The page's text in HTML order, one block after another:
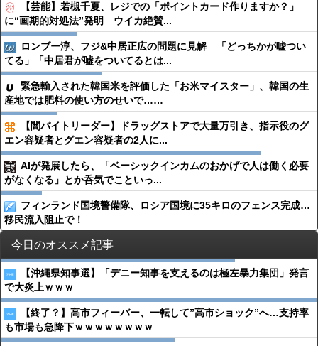
【芸能】若槻千夏、レジでの「ポイントカード作りますか？」
に“画期的対処法”発明 ウイカ絶賛...
ロンブー淳、フジ&中居正広の問題に見解 「どっちかが嘘つい
てる」「中居君が嘘をついてるとは...
緊急輸入された韓国米を評価した「お米マイスター」、韓国の生
産地では肥料の使い方のせいで……
【闇バイトリーダー】ドラッグストアで大量万引き、指示役のグ
エン容疑者とグエン容疑者の2人に...
AIが発展したら、「ベーシックインカムのおかげで人は働く必要
がなくなる」とか呑気でこといっ...
フィンランド国境警備隊、ロシア国境に35キロのフェンス完成…
移民流入阻止で！
今日のオススメ記事
【沖縄県知事選】「デニー知事を支えるのは極左暴力集団」発言
で大炎上ｗｗｗ
【終了？】高市フィーバー、一転して”高市ショック”へ…支持率
も市場も急降下ｗｗｗｗｗｗｗｗ